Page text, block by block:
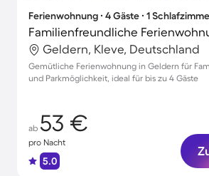
Ferienwohnung ∙ 4 Gäste ∙ 1
Geldern, Kleve, Deutschland
Gemütliche Ferienwohnung in Geldern für
und Parkmöglichkeit, ideal für bis zu 4 Gäste
ab 53 €
pro Nacht
5.0